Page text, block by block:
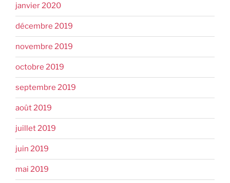
janvier 2020
décembre 2019
novembre 2019
octobre 2019
septembre 2019
août 2019
juillet 2019
juin 2019
mai 2019